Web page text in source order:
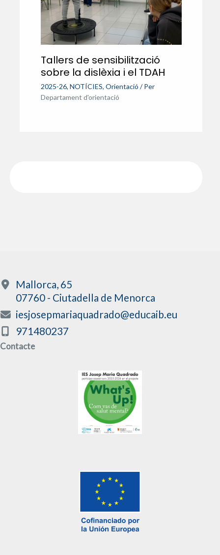
Tallers de sensibilització
sobre la dislèxia i el TDAH
2025-26, NOTÍCIES, Orientació / Per
Departament d'orientació
Mallorca, 65
07760 - Ciutadella de Menorca
iesjosepmariaquadrado@educaib.eu
971480237
Contacte